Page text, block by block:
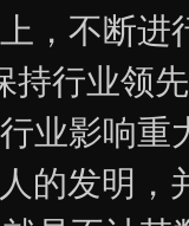
不断进
持行业领
影响重
的发明